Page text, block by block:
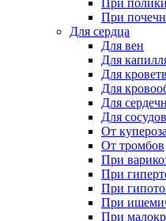
При
При
Для сердца
Для вен
Для
Для
Для
Для
Для сосудов
От купероза
От тромбов
При
При
При
При
При